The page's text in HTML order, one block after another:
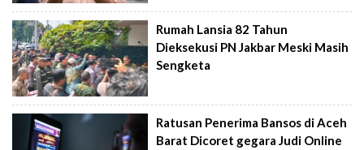
Rumah Lansia 82 Tahun
Dieksekusi PN Jakbar Meski Masih
Sengketa
Ratusan Penerima Bansos di Aceh
Barat Dicoret gegara Judi Online